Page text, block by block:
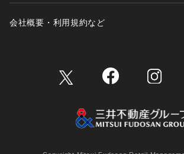
会社概要・利用規約など